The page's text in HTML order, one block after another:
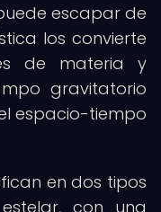
escapar de
los convierte
de materia y
gravitatorio
espacio-tiempo
en dos tipos
con una